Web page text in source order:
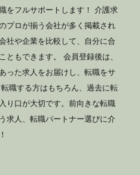
をフルサポートします！ 介護求
プロが揃う会社が多く掲載され
社や企業を比較して、自分に合
ともできます。 会員登録後は、
った求人をお届けし、転職をサ
職する方はもちろん、過去に転
り口が大切です。前向きな転職
求人、転職パートナー選びに介